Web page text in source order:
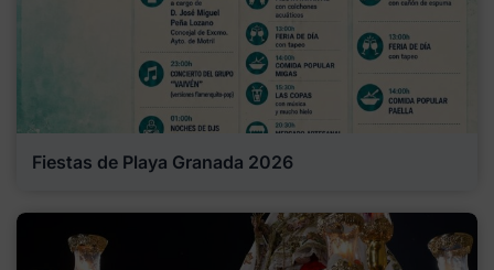
Fiestas de Playa Granada 2026